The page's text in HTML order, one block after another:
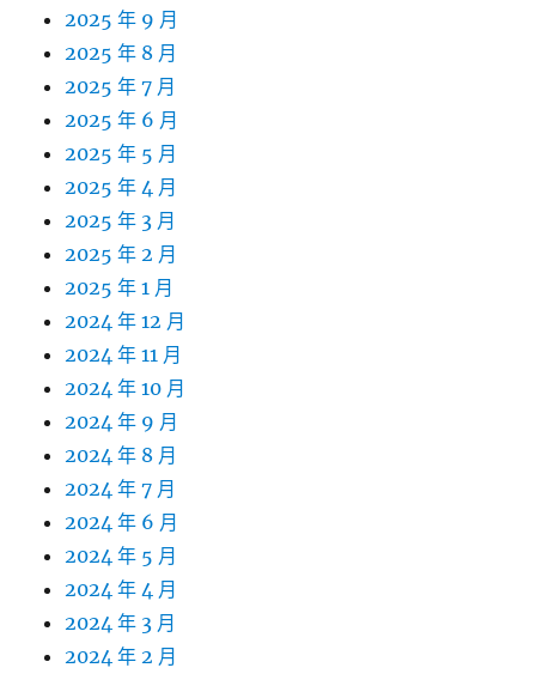
2025 年 9 月
2025 年 8 月
2025 年 7 月
2025 年 6 月
2025 年 5 月
2025 年 4 月
2025 年 3 月
2025 年 2 月
2025 年 1 月
2024 年 12 月
2024 年 11 月
2024 年 10 月
2024 年 9 月
2024 年 8 月
2024 年 7 月
2024 年 6 月
2024 年 5 月
2024 年 4 月
2024 年 3 月
2024 年 2 月